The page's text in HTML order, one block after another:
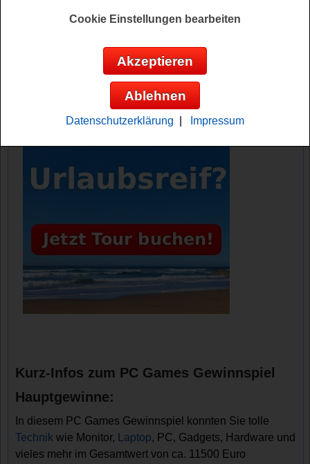
PC Games verlost tolle Technik wie
und vieles mehr im Gesamtwert von ca.
Anzeige:
Kurz-Infos zum PC Games Gewinnspiel
Hauptgewinne:
In diesem PC Games Gewinnspiel konnten Sie tolle
Technik wie Monitor, Laptop, PC, Gadgets, Hardware und
vieles mehr im Gesamtwert von ca. 11500 Euro
Cookie Einstellungen bearbeiten
Akzeptieren
Ablehnen
Datenschutzerklärung Impressum